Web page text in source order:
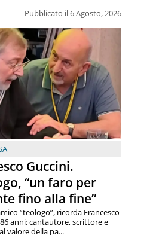
Pubblicato il 6 Agosto, 2026
Guccini.
“un faro per
fino alla fine”
“teologo”, ricorda Francesco
anni: cantautore, scrittore e
valore della pa...